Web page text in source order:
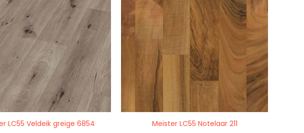
LC55 Veldeik greige 6854 Meister LC55 Notelaar 211
Quickview